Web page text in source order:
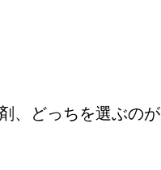
、どっちを選ぶのが